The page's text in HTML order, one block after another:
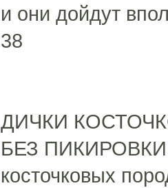
и они дойдут
38
ДИЧКИ
БЕЗ ПИКИРОВКИ.
косточковых